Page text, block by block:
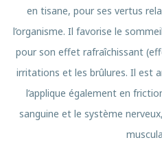
en tisane, pour ses vertus
l’organisme. Il favorise le
pour son effet rafraîchissant
irritations et les brûlures. Il est
l’applique également en
sanguine et le système